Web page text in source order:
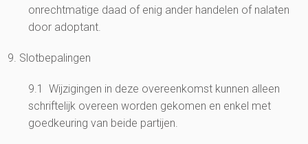
onrechtmatige daad of enig ander handelen of nalaten
door adoptant.
9. Slotbepalingen
9.1 Wijzigingen in deze overeenkomst kunnen alleen
schriftelijk overeen worden gekomen en enkel met
goedkeuring van beide partijen.